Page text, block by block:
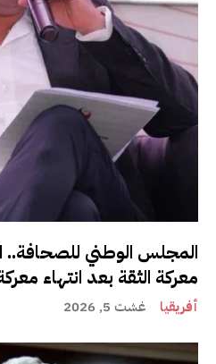
المجلس الوطني للصحافة..
معركة الثقة بعد انتهاء
أفريقيا غشت 5, 2026